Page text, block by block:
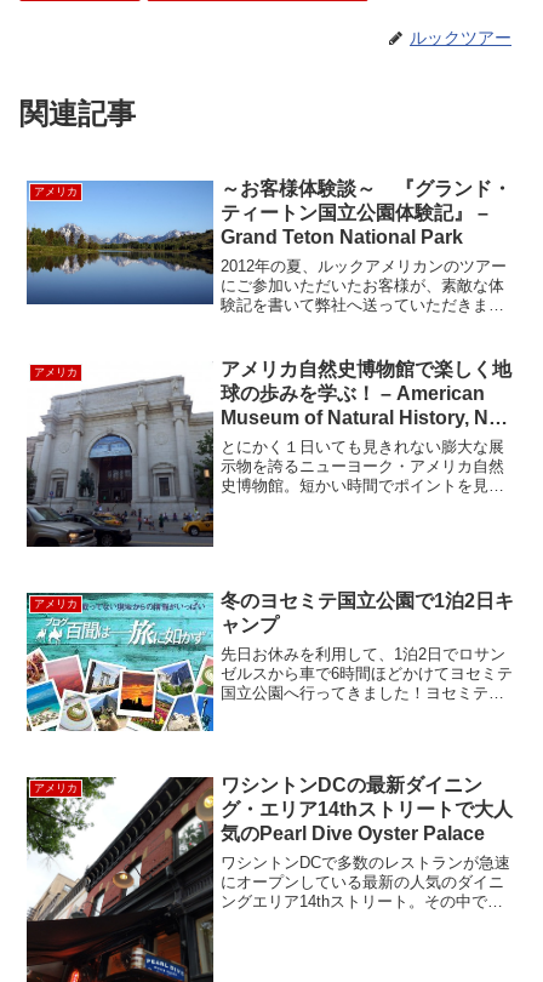
ルックツアー
関連記事
アメリカ
～お客様体験談～ 『グランド・
ティートン国立公園体験記』 –
Grand Teton National Park
2012年の夏、ルックアメリカンのツアー
にご参加いただいたお客様が、素敵な体
験記を書いて弊社へ送っていただきまし
ン国立公園、マウントラッシュモア、グ
ランドティトン５日間...
アメリカ
アメリカ自然史博物館で楽しく地
球の歩みを学ぶ！ – American
Museum of Natural History, New
York
とにかく１日いても見きれない膨大な展
示物を誇るニューヨーク・アメリカ自然
史博物館。短かい時間でポイントを見て
アメリカ
冬のヨセミテ国立公園で1泊2日キ
ャンプ
先日お休みを利用して、1泊2日でロサン
ゼルスから車で6時間ほどかけてヨセミテ
国立公園へ行ってきました！ヨセミテま
アメリカ
ワシントンDCの最新ダイニン
グ・エリア14thストリートで大人
気のPearl Dive Oyster Palace
ワシントンDCで多数のレストランが急速
にオープンしている最新の人気のダイニ
ングエリア14thストリート。その中で